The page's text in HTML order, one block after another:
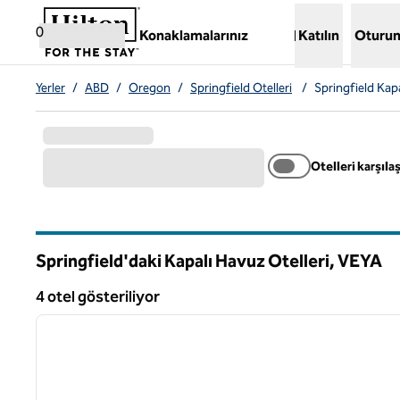
İçeriğe geçiş yap
0
Konaklamalarınız
,Yeni bir sekme açar
Katılın
Yerler / ABD / Oregon / Springfield Otelleri / Springfield
Otelleri
Springfield'daki Kapalı Havuz Otelleri,VEYA
4 otel gösteriliyor
4 otel gösteriliyor
1 / 12